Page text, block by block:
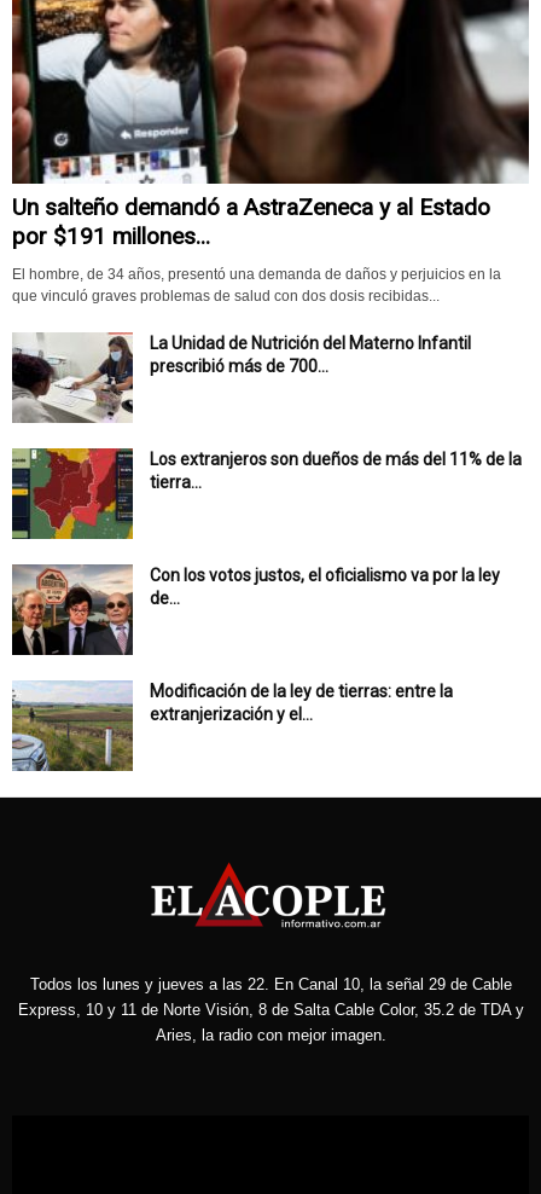
Un salteño demandó a AstraZeneca y al Estado
por $191 millones...
El hombre, de 34 años, presentó una demanda de daños y perjuicios en la
que vinculó graves problemas de salud con dos dosis recibidas...
La Unidad de Nutrición del Materno Infantil
prescribió más de 700...
Los extranjeros son dueños de más del 11% de la
tierra...
Con los votos justos, el oficialismo va por la ley
de...
Modificación de la ley de tierras: entre la
extranjerización y el...
Todos los lunes y jueves a las 22. En Canal 10, la señal 29 de Cable
Express, 10 y 11 de Norte Visión, 8 de Salta Cable Color, 35.2 de TDA y
Aries, la radio con mejor imagen.